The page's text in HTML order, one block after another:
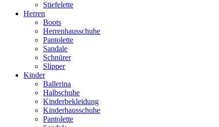
Stiefelette
Herren
Boots
Herrenhausschuhe
Pantolette
Sandale
Schnürer
Slipper
Kinder
Ballerina
Halbschuhe
Kinderbekleidung
Kinderhausschuhe
Pantolette